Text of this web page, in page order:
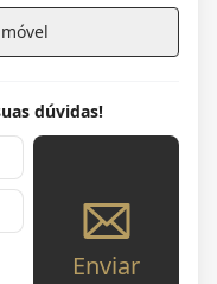
dúvidas!
Enviar